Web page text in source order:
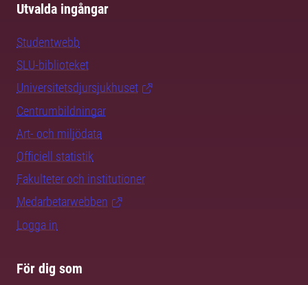
Utvalda ingångar
Studentwebb
SLU-biblioteket
Universitetsdjursjukhuset
Centrumbildningar
Art- och miljödata
Officiell statistik
Fakulteter och institutioner
Medarbetarwebben
Logga in
För dig som